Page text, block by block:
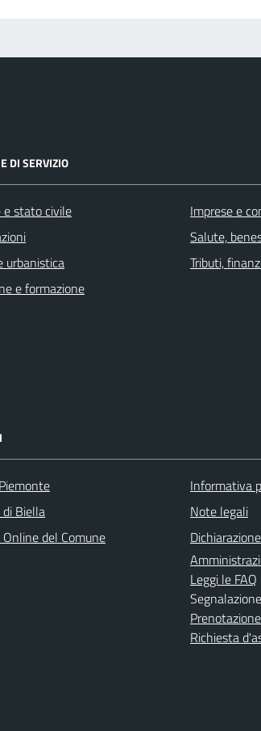
DI SERVIZIO
e stato civile
urbanistica
e formazione
Imprese e
Salute,
Tributi,
Biella
del Comune
Informativa
Note legali
Leggi le FAQ
Richiesta